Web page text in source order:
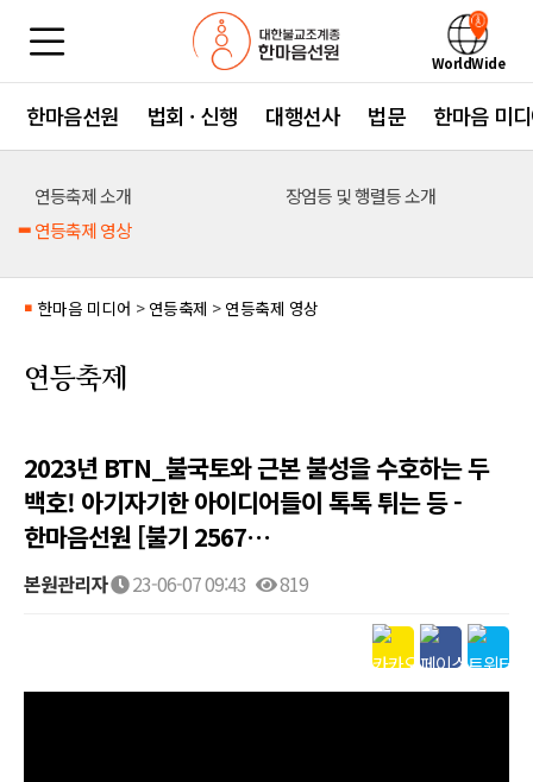
WorldWide
한마음선원 법회 · 신행 대행선사 법문 한마음 미
연등축제 소개
장엄등 및 행렬등 소개
연등축제 영상
■ 한마음 미디어 > 연등축제 > 연등축제 영상
연등축제
2023년 BTN_불국토와 근본 불성을 수호하는 두
백호! 아기자기한 아이디어들이 톡톡 튀는 등 -
한마음선원 [불기 2567…
본원관리자 23-06-07 09:43 819